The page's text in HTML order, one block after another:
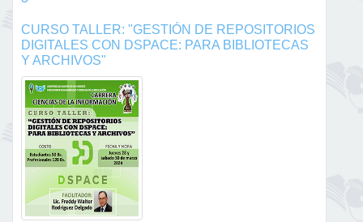
CURSO TALLER: "GESTIÓN DE REPOSITORIOS
DIGITALES CON DSPACE: PARA BIBLIOTECAS
Y ARCHIVOS"